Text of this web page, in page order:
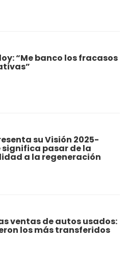
“Me banco los fracasos
su Visión 2025-
significa pasar de la
a la regeneración
ventas de autos usados:
los más transferidos